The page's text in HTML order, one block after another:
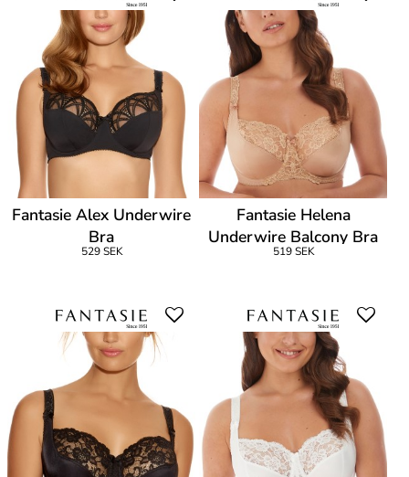
Fantasie Alex Underwire
Bra
529 SEK
Fantasie Helena
Underwire Balcony Bra
519 SEK